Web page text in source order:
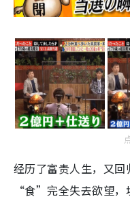
经历了富贵人生，又
“食”完全失去欲望